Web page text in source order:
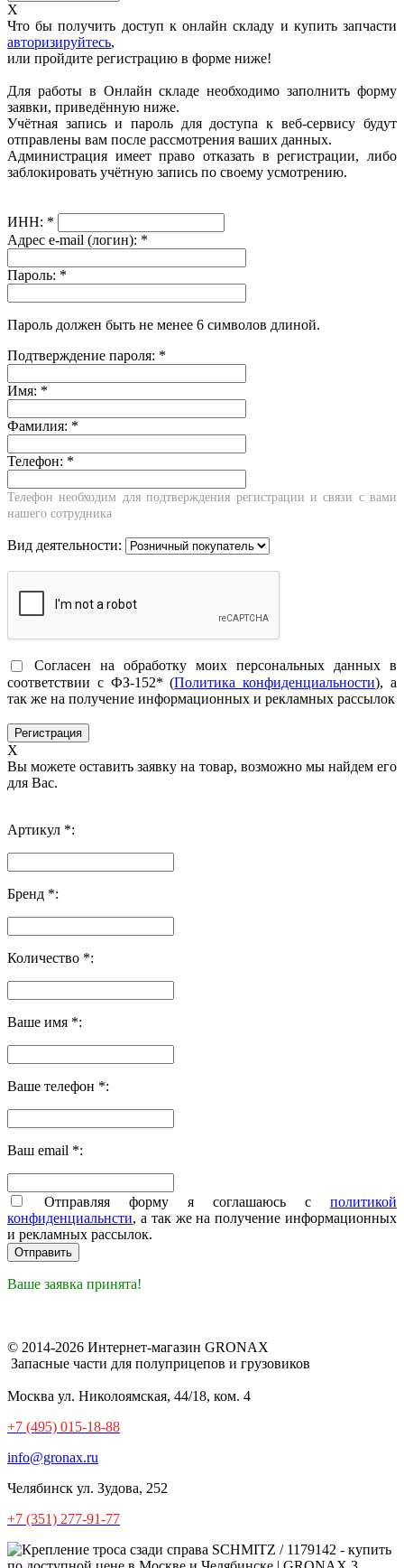
X
Что бы получить доступ к онлайн складу и купить запчасти
авторизируйтесь,
или пройдите регистрацию в форме ниже!
Для работы в Онлайн складе необходимо заполнить форму
заявки, приведённую ниже.
Учётная запись и пароль для доступа к веб-сервису будут
отправлены вам после рассмотрения ваших данных.
Администрация имеет право отказать в регистрации, либо
заблокировать учётную запись по своему усмотрению.
ИНН: *
Адрес e-mail (логин): *
Пароль: *
Пароль должен быть не менее 6 символов длиной.
Подтверждение пароля: *
Имя: *
Фамилия: *
Телефон: *
Телефон необходим для подтверждения регистрации и связи с вами
нашего сотрудника
Вид деятельности:
Согласен на обработку моих персональных данных в
соответствии с ФЗ-152* (Политика конфиденциальности), а
так же на получение информационных и рекламных рассылок
X
Вы можете оставить заявку на товар, возможно мы найдем его
для Вас.
Артикул *:
Бренд *:
Количество *:
Ваше имя *:
Ваше телефон *:
Ваш email *:
Отправляя форму я соглашаюсь с политикой
конфиденциальнсти, а так же на получение информационных
и рекламных рассылок.
Ваше заявка принята!
© 2014-2026 Интернет-магазин GRONAX
Запасные части для полуприцепов и грузовиков
Москва ул. Николоямская, 44/18, ком. 4
+7 (495) 015-18-88
info@gronax.ru
Челябинск ул. Зудова, 252
+7 (351) 277-91-77